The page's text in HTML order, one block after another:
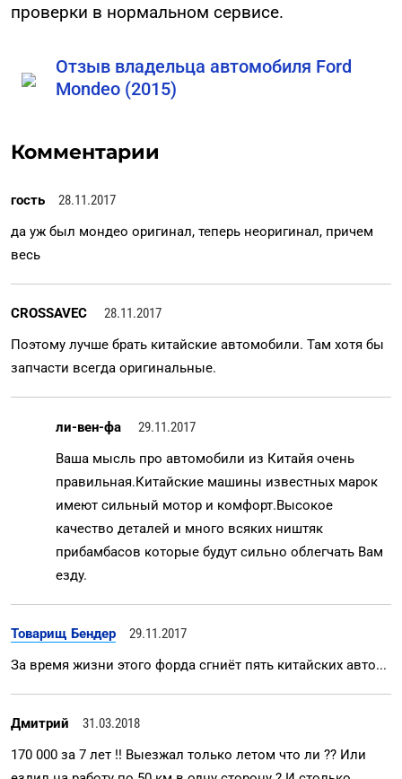
проверки в нормальном сервисе.
Отзыв владельца автомобиля Ford
Mondeo (2015)
Комментарии
гость
28.11.2017
да уж был мондео оригинал, теперь неоригинал, причем
весь
CROSSAVEC
28.11.2017
Поэтому лучше брать китайские автомобили. Там хотя бы
запчасти всегда оригинальные.
ли-вен-фа
29.11.2017
Ваша мысль про автомобили из Китайя очень
правильная.Китайские машины известных марок
имеют сильный мотор и комфорт.Высокое
качество деталей и много всяких ништяк
прибамбасов которые будут сильно облегчать Вам
езду.
Товарищ Бендер
29.11.2017
За время жизни этого форда сгниёт пять китайских авто...
Дмитрий
31.03.2018
170 000 за 7 лет !! Выезжал только летом что ли ?? Или